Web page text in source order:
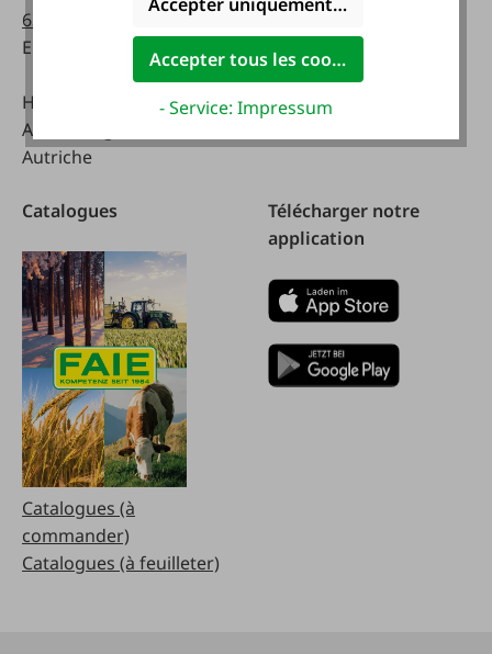
63514619
Email :
info@faie.at
Handelsstraße 9
A-4844 Regau
Autriche
Samedi:
8 a.m. - 12 a.m.
Catalogues
Catalogues (à
commander)
Catalogues (à feuilleter)
Télécharger notre
application
Accepter tous les cookies
- Service: Impressum